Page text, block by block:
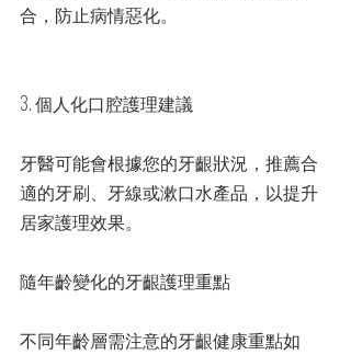
合，防止病情惡化。
3. 個人化口腔護理建議
牙醫可能會根據您的牙齦狀況，推薦合
適的牙刷、牙線或漱口水產品，以提升
居家護理效果。
隨年齡變化的牙齦護理重點
不同年齡層需注意的牙齦健康重點如